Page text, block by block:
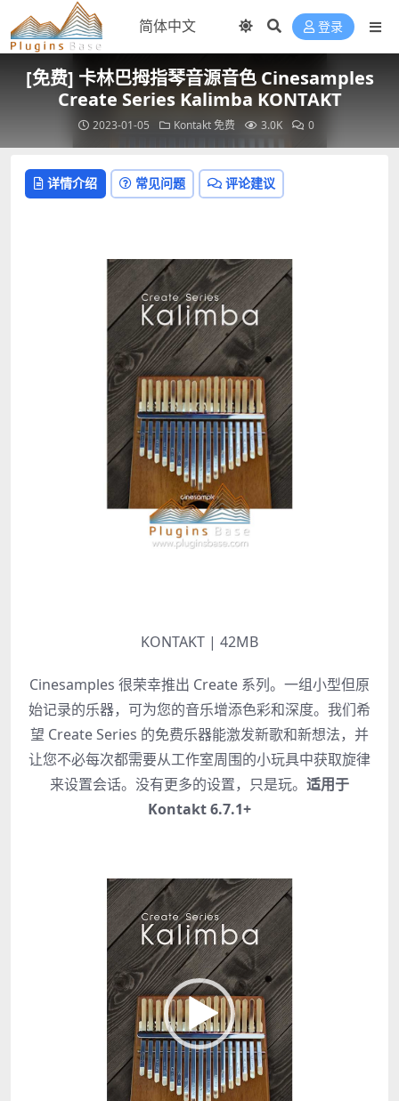
登录
[免费] 卡林巴拇指琴音源音色 Cinesamples
Create Series Kalimba KONTAKT
2023-01-05 Kontakt 免费 3.0K 0
详情介绍 常见问题 评论建议
KONTAKT | 42MB
Cinesamples 很荣幸推出 Create 系列。一组小型但原
始记录的乐器，可为您的音乐增添色彩和深度。我们希
望 Create Series 的免费乐器能激发新歌和新想法，并
让您不必每次都需要从工作室周围的小玩具中获取旋律
来设置会话。没有更多的设置，只是玩。 适用于
Kontakt 6.7.1+